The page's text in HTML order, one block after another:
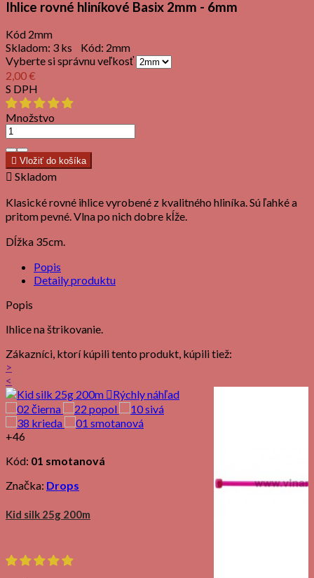
Ihlice rovné hliníkové Basix 2mm - 6mm
Kód 2mm
Skladom: 3 ks Kód: 2mm
Vyberte si správnu veľkosť
2,00 €
S DPH
Množstvo
 Vložiť do košíka
 Skladom
Klasické rovné ihlice vyrobené z kvalitného hliníka. Sú ľahké a
pritom pevné. Vlna po nich dobre kĺže.
Dĺžka 35cm.
Popis
Detaily produktu
Popis
Ihlice na štrikovanie.
Zákazníci, ktorí kúpili tento produkt, kúpili tiež:
>
<
Rýchly náhľad
+46
Kód: 01 smotanová
Značka: Drops
Kid silk 25g 200m